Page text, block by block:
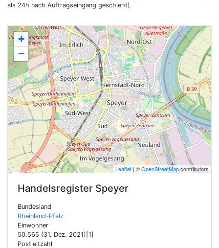
+
−
Leaflet | ©OpenStreetMapcontributors
Handelsregister Speyer
Bundesland
Rheinland-Pfalz
Einwohner
50.565 (31. Dez. 2021)[1]
Postleitzahl
als 24h nach Auftragseingang geschieht).